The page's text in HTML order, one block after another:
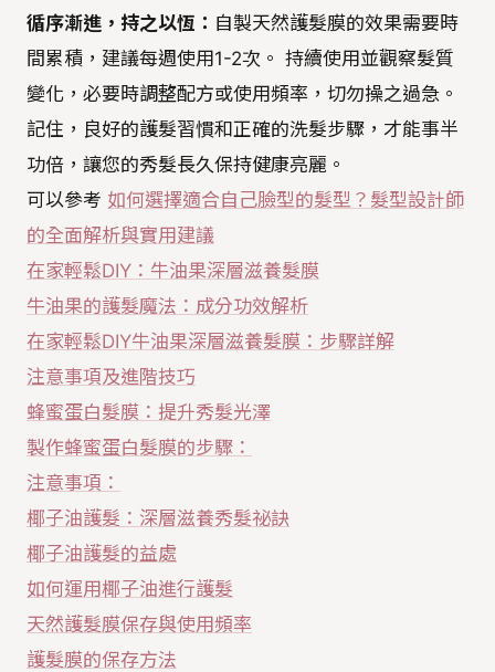
循序漸進，持之以恆： 自製天然護髮膜的效果需要時
間累積，建議每週使用1-2次。 持續使用並觀察髮質
變化，必要時調整配方或使用頻率，切勿操之過急。
記住，良好的護髮習慣和正確的洗髮步驟，才能事半
功倍，讓您的秀髮長久保持健康亮麗。
可以參考 如何選擇適合自己臉型的髮型？髮型設計師
的全面解析與實用建議
在家輕鬆DIY：牛油果深層滋養髮膜
牛油果的護髮魔法：成分功效解析
在家輕鬆DIY牛油果深層滋養髮膜：步驟詳解
注意事項及進階技巧
蜂蜜蛋白髮膜：提升秀髮光澤
製作蜂蜜蛋白髮膜的步驟：
注意事項：
椰子油護髮：深層滋養秀髮祕訣
椰子油護髮的益處
如何運用椰子油進行護髮
天然護髮膜保存與使用頻率
護髮膜的保存方法